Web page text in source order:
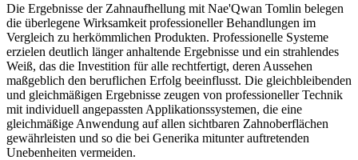
Die Ergebnisse der Zahnaufhellung mit Nae'Qwan Tomlin belegen
die überlegene Wirksamkeit professioneller Behandlungen im
Vergleich zu herkömmlichen Produkten. Professionelle Systeme
erzielen deutlich länger anhaltende Ergebnisse und ein strahlendes
Weiß, das die Investition für alle rechtfertigt, deren Aussehen
maßgeblich den beruflichen Erfolg beeinflusst. Die gleichbleibenden
und gleichmäßigen Ergebnisse zeugen von professioneller Technik
mit individuell angepassten Applikationssystemen, die eine
gleichmäßige Anwendung auf allen sichtbaren Zahnoberflächen
gewährleisten und so die bei Generika mitunter auftretenden
Unebenheiten vermeiden.